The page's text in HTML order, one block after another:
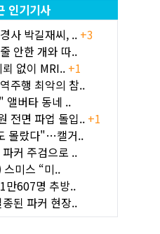
인기기사
사 박길재씨, .. +3
안한 개와 따..
없이 MRI.. +1
주행 최악의 참..
앨버타 동네 ..
전면 파업 돌입.. +1
몰랐다"…캘거..
커 주검으로 ..
미스 “미..
만607명 추방..
된 파커 현장..